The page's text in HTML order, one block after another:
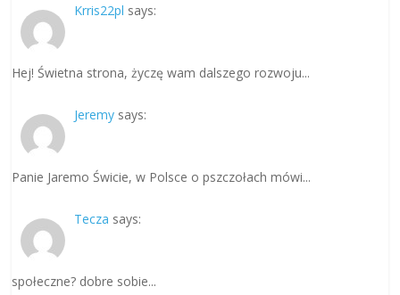
Krris22pl says:
Hej! Świetna strona, życzę wam dalszego rozwoju...
Jeremy says:
Panie Jaremo Świcie, w Polsce o pszczołach mówi...
Tecza says:
społeczne? dobre sobie...